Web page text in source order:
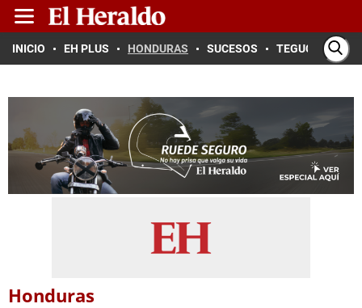
INICIO EH PLUS HONDURAS SUCESOS TEGUCIGALPA
Honduras